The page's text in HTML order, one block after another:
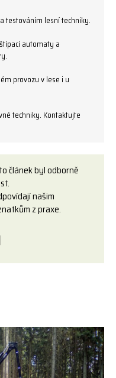
testováním lesní techniky.
automaty a
provozu v lese i u
techniky. Kontaktujte
článek byl odborně
našim
z praxe.